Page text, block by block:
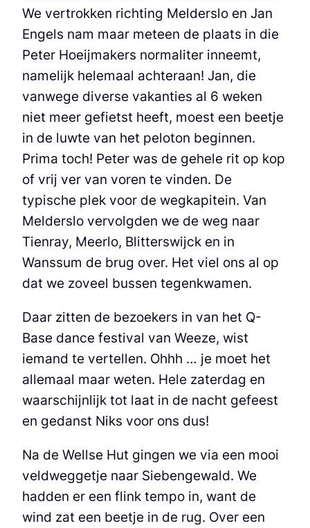
We vertrokken richting Melderslo en Jan
Engels nam maar meteen de plaats in die
Peter Hoeijmakers normaliter inneemt,
namelijk helemaal achteraan! Jan, die
vanwege diverse vakanties al 6 weken
niet meer gefietst heeft, moest een beetje
in de luwte van het peloton beginnen.
Prima toch! Peter was de gehele rit op kop
of vrij ver van voren te vinden. De
typische plek voor de wegkapitein. Van
Melderslo vervolgden we de weg naar
Tienray, Meerlo, Blitterswijck en in
Wanssum de brug over. Het viel ons al op
dat we zoveel bussen tegenkwamen.
Daar zitten de bezoekers in van het Q-
Base dance festival van Weeze, wist
iemand te vertellen. Ohhh … je moet het
allemaal maar weten. Hele zaterdag en
waarschijnlijk tot laat in de nacht gefeest
en gedanst Niks voor ons dus!
Na de Wellse Hut gingen we via een mooi
veldweggetje naar Siebengewald. We
hadden er een flink tempo in, want de
wind zat een beetje in de rug. Over een